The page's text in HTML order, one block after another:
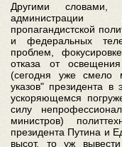
Другими словами,
администрации
пропагандистской
и федеральных
проблем,
отказа от
(сегодня уже смело
указов" президента
ускоряющемся
силу
министров)
президента Путина и
высот, то уж